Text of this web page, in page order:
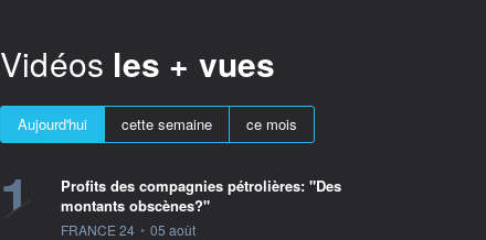
Vidéos les + vues
Aujourd'hui cette semaine ce mois
1
Profits des compagnies pétrolières: "Des
montants obscènes?"
information fournie par
FRANCE 24 • 05 août